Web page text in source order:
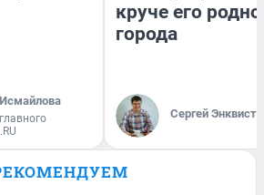
круче его
города
Сергей Энквист